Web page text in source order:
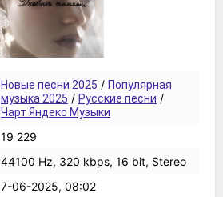
Новые песни 2025 / Популярная
музыка 2025 / Русские песни /
Чарт Яндекс Музыки
19 229
44100 Hz, 320 kbps, 16 bit, Stereo
7-06-2025, 08:02